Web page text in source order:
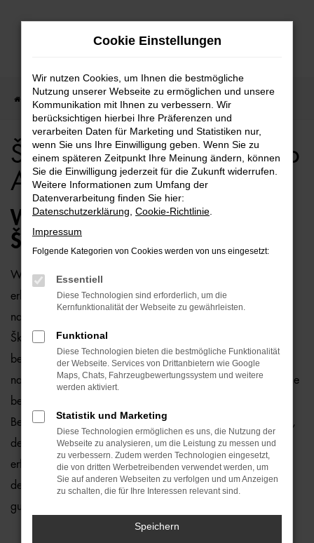
Zum
Startseite Berlin Škoda Škoda Fabia für Berlin Top Angebote
Škoda Fabia für Berlin Top
Angebote
WIE WÄRE ES MIT EINEM
ŠKODA FABIA FÜR BERLIN?
Wer zu uns und damit zur Auto-Familie Ostermaier kommt,
erhält viele Vorschläge rund um die Mobilität. Das gilt
natürlich auch für Berlin und Umgebung, wo wir gerne den
Škoda Fabia empfehlen. Die Rede ist von einem rundum
bewährten und zuverlässigen Fahrzeug, das perfekt zu
nahezu jedem Anspruch in Berlin passt. Gerne lassen wir Sie
bei uns vor Ort einsteigen oder übernehmen die komplette
Beratung auf digitalem Weg. Der Vorteil liegt auf der Hand,
denn so erhalten Sie Ihren Škoda Fabia frei Haus und
erfreuen sich an der direkten Lieferung nach Berlin ohne für
den Autokauf Ihre eigenen vier Wände zu verlassen. Klingt
gut? Dann kontaktieren Sie uns noch heute.
Cookie Einstellungen
Wir nutzen Cookies, um Ihnen die bestmögliche
Nutzung unserer Webseite zu ermöglichen und unsere
Kommunikation mit Ihnen zu verbessern. Wir
berücksichtigen hierbei Ihre Präferenzen und
verarbeiten Daten für Marketing und Statistiken nur,
wenn Sie uns Ihre Einwilligung geben. Wenn Sie zu
einem späteren Zeitpunkt Ihre Meinung ändern, können
Sie die Einwilligung jederzeit für die Zukunft widerrufen.
Weitere Informationen zum Umfang der
Datenverarbeitung finden Sie hier:
Datenschutzerklärung Cookie-Richtlinie
Impressum
Folgende Kategorien von Cookies werden von uns eingesetzt:
Essentiell
Diese Technologien sind erforderlich, um die
Kernfunktionalität der Webseite zu gewährleisten.
Funktional
Diese Technologien bieten die bestmögliche Funktionalität
der Webseite. Services von Drittanbietern wie Google
Maps, Chats, Fahrzeugbewertungssystem und weitere
werden aktiviert.
Statistik und Marketing
Diese Technologien ermöglichen es uns, die Nutzung der
Webseite zu analysieren, um die Leistung zu messen und
zu verbessern. Zudem werden Technologien eingesetzt,
die von dritten Werbetreibenden verwendet werden, um
Sie auf anderen Webseiten zu verfolgen und um Anzeigen
zu schalten, die für Ihre Interessen relevant sind.
Speichern